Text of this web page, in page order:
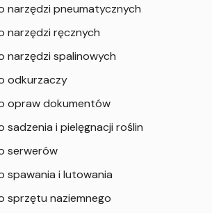
narzędzi pneumatycznych
narzędzi ręcznych
narzędzi spalinowych
odkurzaczy
opraw dokumentów
sadzenia i pielęgnacji roślin
serwerów
spawania i lutowania
sprzętu naziemnego